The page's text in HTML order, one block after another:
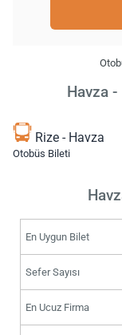
Havza
Rize - Havza
Otobüs Bileti
En Uygun Bilet
Sefer Sayısı
En Ucuz Firma